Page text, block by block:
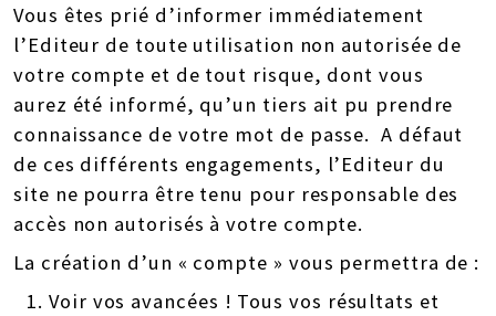
Vous êtes prié d’informer immédiatement
l’Editeur de toute utilisation non autorisée de
votre compte et de tout risque, dont vous
aurez été informé, qu’un tiers ait pu prendre
connaissance de votre mot de passe. A défaut
de ces différents engagements, l’Editeur du
site ne pourra être tenu pour responsable des
accès non autorisés à votre compte.
La création d’un « compte » vous permettra de :
Voir vos avancées ! Tous vos résultats et